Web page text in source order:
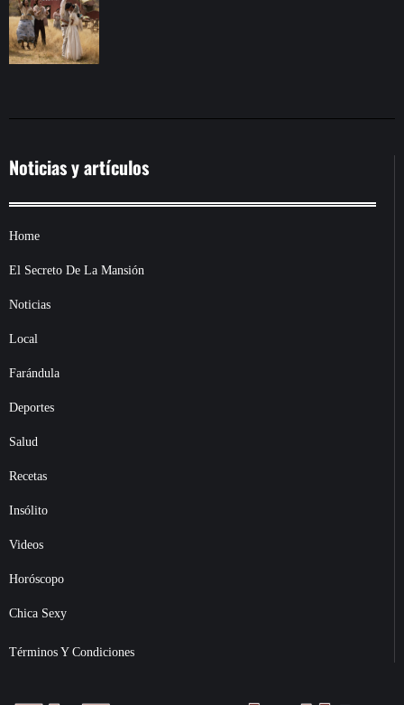
Noticias y artículos
Home
El Secreto De La Mansión
Noticias
Local
Farándula
Deportes
Salud
Recetas
Insólito
Videos
Horóscopo
Chica Sexy
Términos Y Condiciones